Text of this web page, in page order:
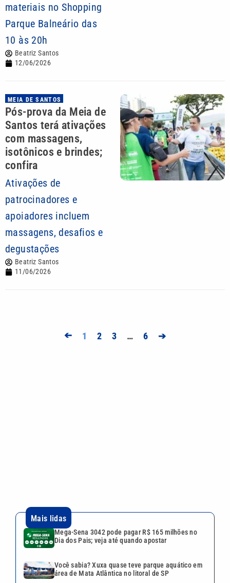
materiais no Shopping
Parque Balneário das
10 às 20h
Beatriz Santos
12/06/2026
MEIA DE SANTOS
Pós-prova da Meia de
Santos terá ativações
com massagens,
isotônicos e brindes;
confira
Ativações de
patrocinadores e
apoiadores incluem
massagens, desafios e
degustações
Beatriz Santos
11/06/2026
➔ 1 2 3 … 6 ➔
do próprio filho em busca da ‘juventude eterna’
Jair Renan usa nome do pai na urna, declara R$
187 mil em bens e não informa orientação sexual
Continua após a publicidade